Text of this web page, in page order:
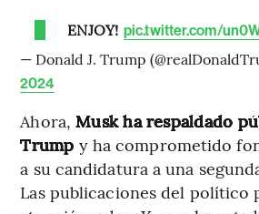
ENJOY! pic.twitter.com/
— Donald J. Trump
2024
Ahora,Musk ha respaldado
Trump y ha comprometido
a su candidatura a una
Las publicaciones del político